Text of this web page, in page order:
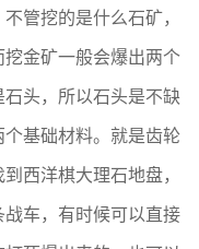
管挖的是什么石矿，
金矿一般会爆出两个
头，所以石头是不缺
基础材料。就是齿轮
西洋棋大理石地盘，
车，有时候可以直接